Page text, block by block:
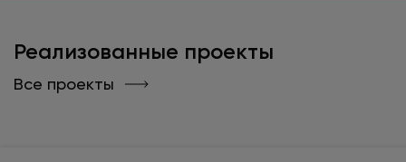
Реализованные проекты
Все проекты